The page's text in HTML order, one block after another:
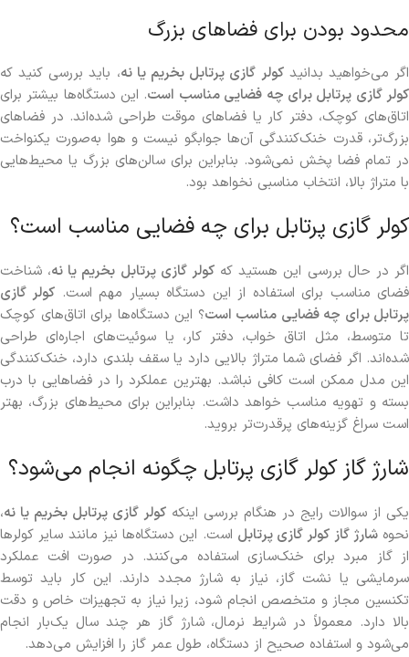
محدود بودن برای فضاهای بزرگ
اگر می‌خواهید بدانیدکولر گازی پرتابل بخریم یا نه، باید بررسی کنید که
کولر گازی پرتابل برای چه فضایی مناسب است. این دستگاه‌ها بیشتر برای
اتاق‌های کوچک، دفتر کار یا فضاهای موقت طراحی شده‌اند. در فضاهای
بزرگ‌تر، قدرت خنک‌کنندگی آن‌ها جوابگو نیست و هوا به‌صورت یکنواخت
در تمام فضا پخش نمی‌شود. بنابراین برای سالن‌های بزرگ یا محیط‌هایی
با متراژ بالا، انتخاب مناسبی نخواهد بود.
کولر گازی پرتابل برای چه فضایی مناسب است؟
اگر در حال بررسی این هستید کهکولر گازی پرتابل بخریم یا نه، شناخت
فضای مناسب برای استفاده از این دستگاه بسیار مهم است. کولر گازی
پرتابل برای چه فضایی مناسب است؟ این دستگاه‌ها برای اتاق‌های کوچک
تا متوسط، مثل اتاق خواب، دفتر کار، یا سوئیت‌های اجاره‌ای طراحی
شده‌اند. اگر فضای شما متراژ بالایی دارد یا سقف بلندی دارد، خنک‌کنندگی
این مدل ممکن است کافی نباشد. بهترین عملکرد را در فضاهایی با درب
بسته و تهویه مناسب خواهد داشت. بنابراین برای محیط‌های بزرگ، بهتر
است سراغ گزینه‌های پرقدرت‌تر بروید.
شارژ گاز کولر گازی پرتابل چگونه انجام می‌شود؟
یکی از سوالات رایج در هنگام بررسی اینکه کولر گازی پرتابل بخریم یا نه،
نحوهشارژ گاز کولر گازی پرتابل است. این دستگاه‌ها نیز مانند سایر کولرها
از گاز مبرد برای خنک‌سازی استفاده می‌کنند. در صورت افت عملکرد
سرمایشی یا نشت گاز، نیاز به شارژ مجدد دارند. این کار باید توسط
تکنسین مجاز و متخصص انجام شود، زیرا نیاز به تجهیزات خاص و دقت
بالا دارد. معمولاً در شرایط نرمال، شارژ گاز هر چند سال یک‌بار انجام
می‌شود و استفاده صحیح از دستگاه، طول عمر گاز را افزایش می‌دهد.